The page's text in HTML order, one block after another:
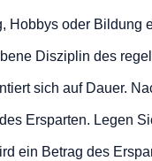
Hobbys oder Bildung
Disziplin des
sich auf Dauer.
Ersparten. Legen
ein Betrag des